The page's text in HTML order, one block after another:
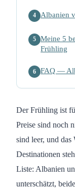
4 Albanien
5
Meine 5
Frühling
6 FAQ —
Der Frühling ist
Preise sind noch
sind leer, und
Destinationen
Liste: Albanien
unterschätzt,